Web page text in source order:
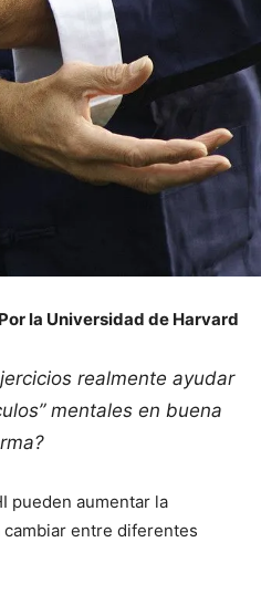
Por la Universidad de Harvard
realmente ayudar
mentales en buena
pueden aumentar la
entre diferentes